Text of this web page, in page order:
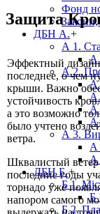
Фонд
ДБН А.+
А 1.
А
А 2.
А
А
А
А
А 3.
А
А
ДБН Б.+
Б 1.
Б
Б 2.
Защита
Эффектный дизайн
последнее, о чем
крыши. Важно
устойчивость
а это возможно
было учтено
ветра.
Шквалистый
последние годы
торнадо уже
напором самого